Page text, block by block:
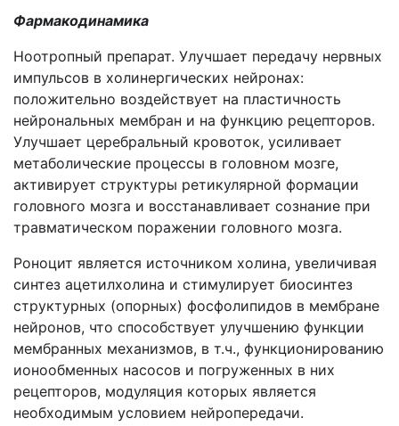
Фармакодинамика
Ноотропный препарат. Улучшает передачу нервных
импульсов в холинергических нейронах:
положительно воздействует на пластичность
нейрональных мембран и на функцию рецепторов.
Улучшает церебральный кровоток, усиливает
метаболические процессы в головном мозге,
активирует структуры ретикулярной формации
головного мозга и восстанавливает сознание при
травматическом поражении головного мозга.
Роноцит является источником холина, увеличивая
синтез ацетилхолина и стимулирует биосинтез
структурных (опорных) фосфолипидов в мембране
нейронов, что способствует улучшению функции
мембранных механизмов, в т.ч., функционированию
ионообменных насосов и погруженных в них
рецепторов, модуляция которых является
необходимым условием нейропередачи.